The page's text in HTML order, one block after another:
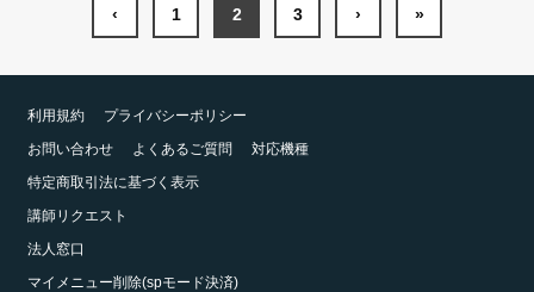
‹ 1 2 3 › »
利用規約
プライバシーポリシー
お問い合わせ
よくあるご質問
対応機種
特定商取引法に基づく表示
講師リクエスト
法人窓口
マイメニュー削除(spモード決済)